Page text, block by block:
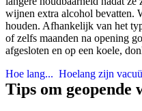
wijnen extra alcohol bevatten.
houden. Afhankelijk van het
of zelfs maanden na opening
afgesloten en op een koele,
Hoe lang... Hoelang zijn
Tips om geopende